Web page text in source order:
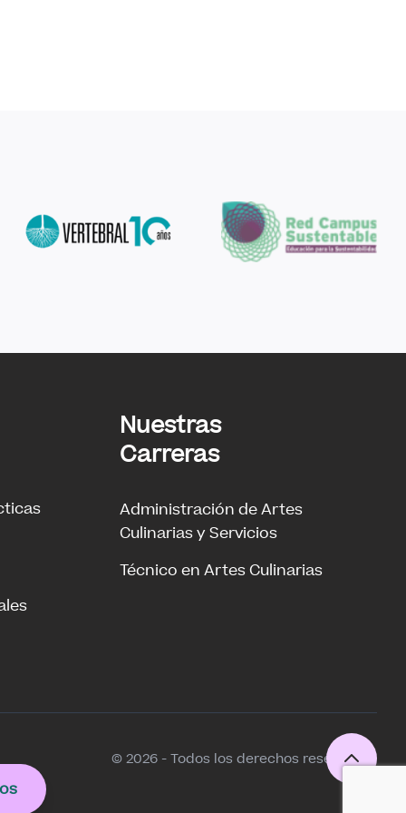
Nuestras
Carreras
Administración de Artes
Culinarias y Servicios
Técnico en Artes Culinarias
© 2026 - Todos los derechos reservados